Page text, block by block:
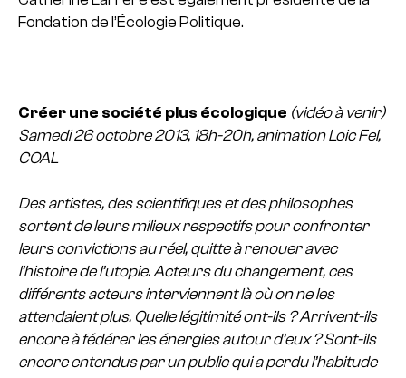
Fondation de l’Écologie Politique.
Créer une société plus écologique (vidéo à venir)
Samedi 26 octobre 2013, 18h-20h, animation Loic Fel,
COAL
Des artistes, des scientifiques et des philosophes
sortent de leurs milieux respectifs pour confronter
leurs convictions au réel, quitte à renouer avec
l’histoire de l’utopie. Acteurs du changement, ces
différents acteurs interviennent là où on ne les
attendaient plus. Quelle légitimité ont-ils ? Arrivent-ils
encore à fédérer les énergies autour d’eux ? Sont-ils
encore entendus par un public qui a perdu l’habitude